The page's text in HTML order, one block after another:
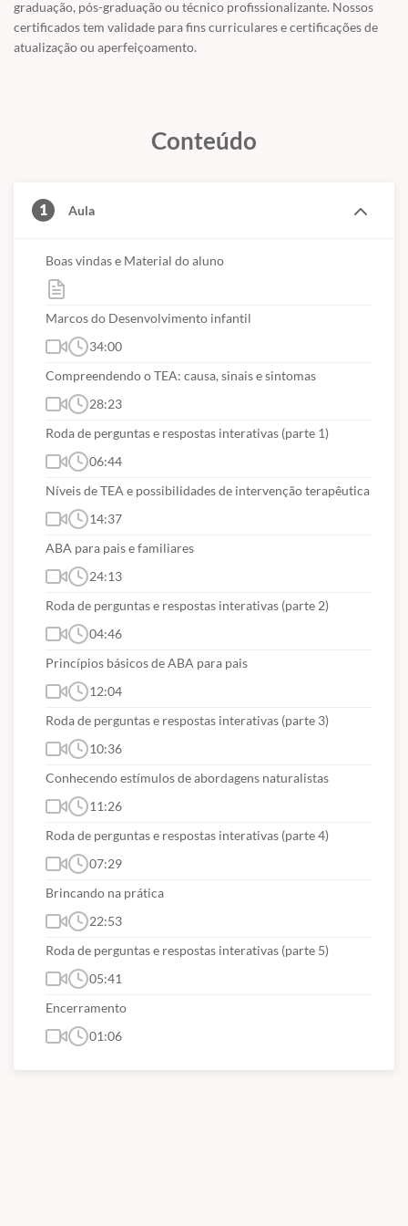
PROGRAMAÇÃO
Importância da família no processo terapêutico
Princípios básico da Análise do Comportamento para pais
Estímulos baseados em abordagens naturalistas
Pré-requisitos para habilidades sociais
Como facilitar a comunicação com pistas visuais
O brincar como forma de estimular
Aprenda, de uma vez por todas, como interagir e brincar com sua
Matricule-se agora mesmo e aproveite essa oportunidade de tirar
suas dúvidas e ainda encontrar outras pessoas ou famílias que
também tenham um autista em casa.
graduação, pós-graduação ou técnico profissionalizante. Nossos
certificados tem validade para fins curriculares e certificações de
atualização ou aperfeiçoamento.
Conteúdo
1 Aula
Boas vindas e Material do aluno
Marcos do Desenvolvimento infantil
34:00
Compreendendo o TEA: causa, sinais e sintomas
28:23
Roda de perguntas e respostas interativas (parte 1)
06:44
Níveis de TEA e possibilidades de intervenção terapêutica
14:37
ABA para pais e familiares
24:13
Roda de perguntas e respostas interativas (parte 2)
04:46
Princípios básicos de ABA para pais
12:04
Roda de perguntas e respostas interativas (parte 3)
10:36
Conhecendo estímulos de abordagens naturalistas
11:26
Roda de perguntas e respostas interativas (parte 4)
07:29
Brincando na prática
22:53
Roda de perguntas e respostas interativas (parte 5)
05:41
Encerramento
01:06